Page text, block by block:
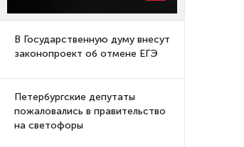
В Государственную думу внесут
законопроект об отмене ЕГЭ
Петербургские депутаты
пожаловались в правительство
на светофоры